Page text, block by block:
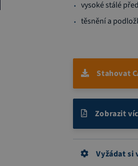
vysoké stálé
těsnění a
Stahovat
Zobrazit
Vyžádat si